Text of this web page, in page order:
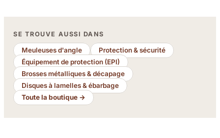
SE TROUVE AUSSI DANS
Meuleuses d'angle
Protection & sécurité
Équipement de protection (EPI)
Brosses métalliques & décapage
Disques à lamelles & ébarbage
Toute la boutique →